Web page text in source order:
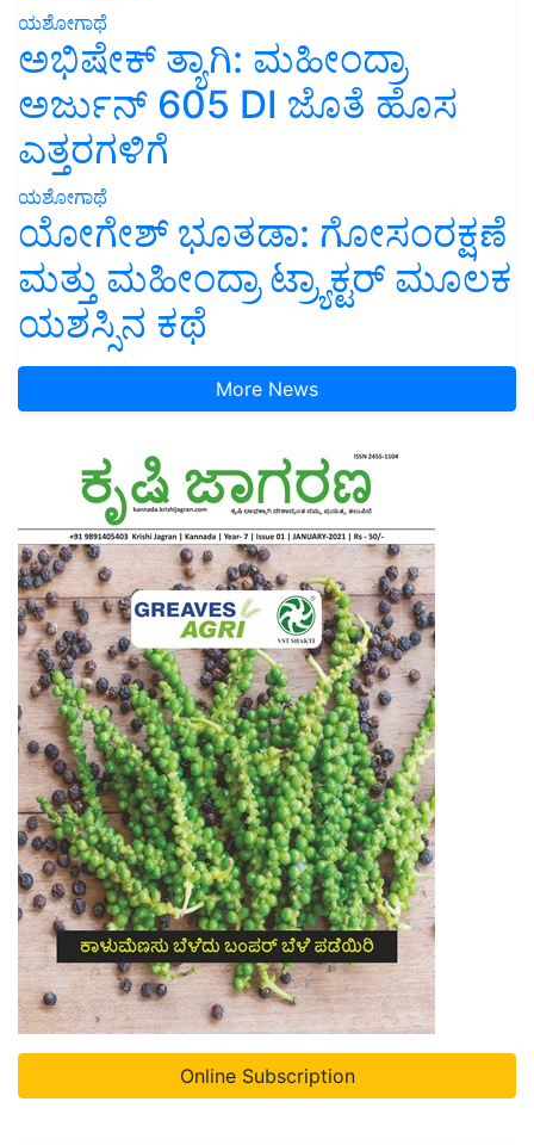
ಯಶೋಗಾಥೆ
ಅಭಿಷೇಕ್ ತ್ಯಾಗಿ: ಮಹೀಂದ್ರಾ
ಅರ್ಜುನ್ 605 DI ಜೊತೆ ಹೊಸ
ಎತ್ತರಗಳಿಗೆ
ಯಶೋಗಾಥೆ
ಯೋಗೇಶ್ ಭೂತಡಾ: ಗೋಸಂರಕ್ಷಣೆ
ಮತ್ತು ಮಹೀಂದ್ರಾ ಟ್ರ್ಯಾಕ್ಟರ್ ಮೂಲಕ
ಯಶಸ್ಸಿನ ಕಥೆ
More News
Online Subscription